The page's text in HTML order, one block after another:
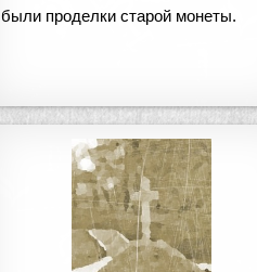
были проделки старой монеты.